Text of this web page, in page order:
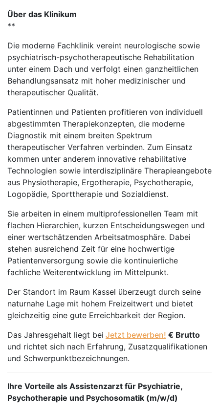
Über das Klinikum
**
Die moderne Fachklinik vereint neurologische sowie
psychiatrisch-psychotherapeutische Rehabilitation
unter einem Dach und verfolgt einen ganzheitlichen
Behandlungsansatz mit hoher medizinischer und
therapeutischer Qualität.
Patientinnen und Patienten profitieren von individuell
abgestimmten Therapiekonzepten, die moderne
Diagnostik mit einem breiten Spektrum
therapeutischer Verfahren verbinden. Zum Einsatz
kommen unter anderem innovative rehabilitative
Technologien sowie interdisziplinäre Therapieangebote
aus Physiotherapie, Ergotherapie, Psychotherapie,
Logopädie, Sporttherapie und Sozialdienst.
Sie arbeiten in einem multiprofessionellen Team mit
flachen Hierarchien, kurzen Entscheidungswegen und
einer wertschätzenden Arbeitsatmosphäre. Dabei
stehen ausreichend Zeit für eine hochwertige
Patientenversorgung sowie die kontinuierliche
fachliche Weiterentwicklung im Mittelpunkt.
Der Standort im Raum Kassel überzeugt durch seine
naturnahe Lage mit hohem Freizeitwert und bietet
gleichzeitig eine gute Erreichbarkeit der Region.
Das Jahresgehalt liegt bei Jetzt bewerben! € Brutto
und richtet sich nach Erfahrung, Zusatzqualifikationen
und Schwerpunktbezeichnungen.
Ihre Vorteile als Assistenzarzt für Psychiatrie,
Psychotherapie und Psychosomatik (m/w/d)